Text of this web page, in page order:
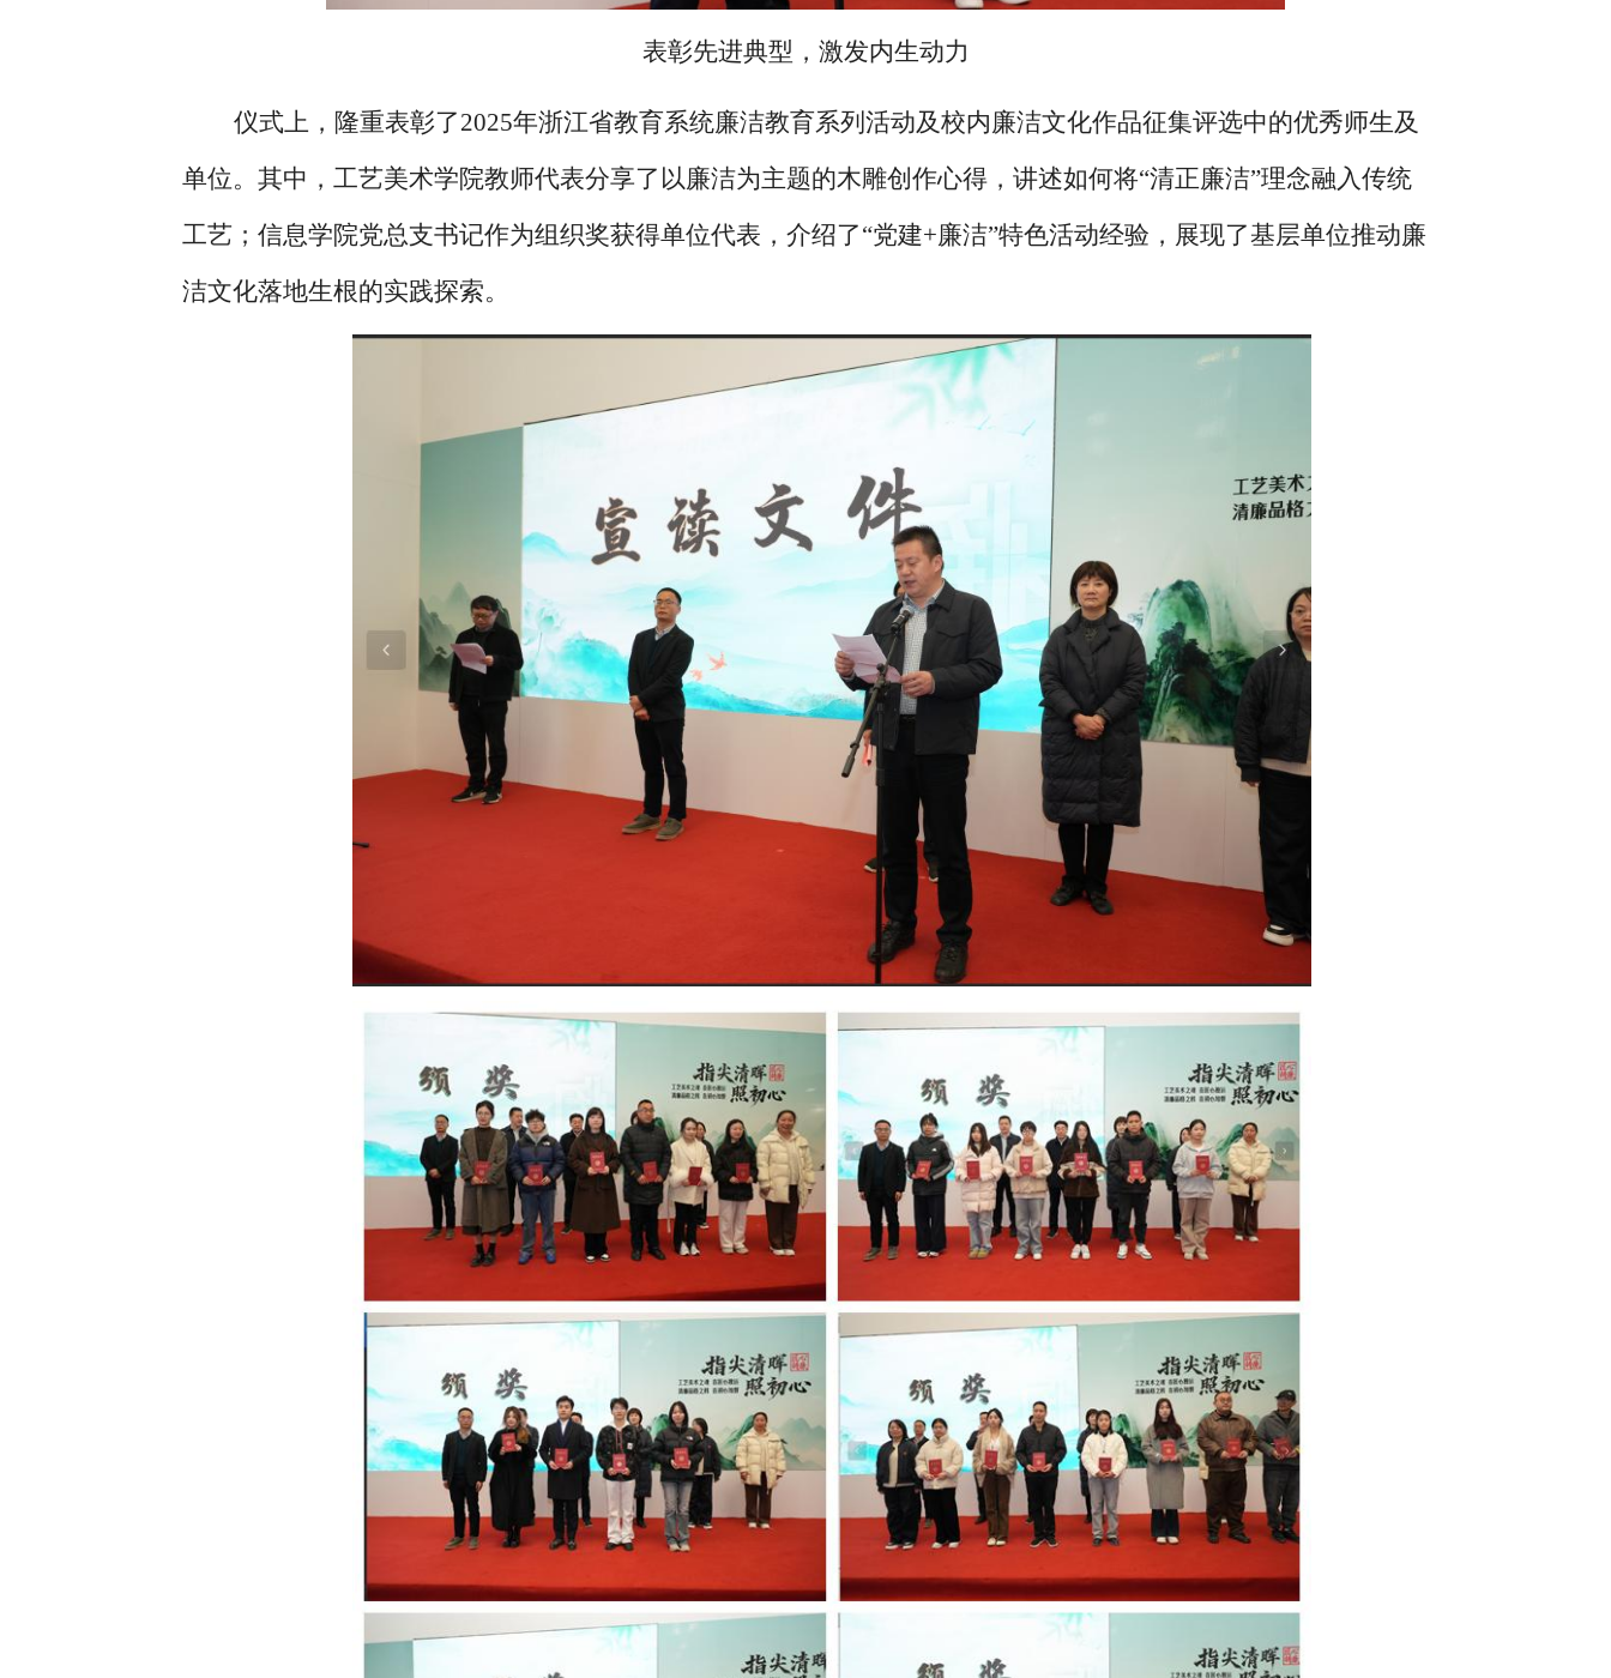
表彰先进典型，激发内生动力
仪式上，隆重表彰了2025年浙江省教育系统廉洁教育系列活动及校内廉洁文化作品征集评选中的优秀师生及
单位。其中，工艺美术学院教师代表分享了以廉洁为主题的木雕创作心得，讲述如何将“清正廉洁”理念融入传统
工艺；信息学院党总支书记作为组织奖获得单位代表，介绍了“党建+廉洁”特色活动经验，展现了基层单位推动廉
洁文化落地生根的实践探索。